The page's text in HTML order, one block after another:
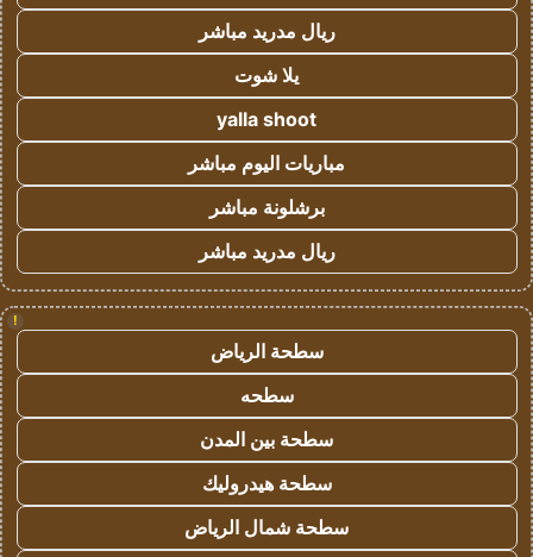
ريال مدريد مباشر
يلا شوت
yalla shoot
مباريات اليوم مباشر
برشلونة مباشر
ريال مدريد مباشر
!
سطحة الرياض
سطحه
سطحة بين المدن
سطحة هيدروليك
سطحة شمال الرياض